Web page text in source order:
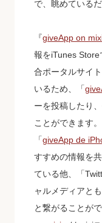
で、眺めている
『giveApp on
報をiTunes
合ポータルサイ
いるため、「
ーを投稿したり
ことができます。
「giveApp de
すすめの情報を
ている他、「
ャルメディアと
と繋がることが